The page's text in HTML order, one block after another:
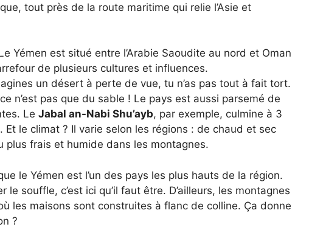
tout près de la route maritime qui relie l’Asie et
Yémen est situé entre l’Arabie Saoudite au nord et Oman
de plusieurs cultures et influences.
un désert à perte de vue, tu n’as pas tout à fait tort.
n’est pas que du sable ! Le pays est aussi parsemé de
Le Jabal an-Nabi Shu’ayb, par exemple, culmine à 3
le climat ? Il varie selon les régions : de chaud et sec
plus frais et humide dans les montagnes.
le Yémen est l’un des pays les plus hauts de la région.
souffle, c’est ici qu’il faut être. D’ailleurs, les montagnes
les maisons sont construites à flanc de colline. Ça donne
?